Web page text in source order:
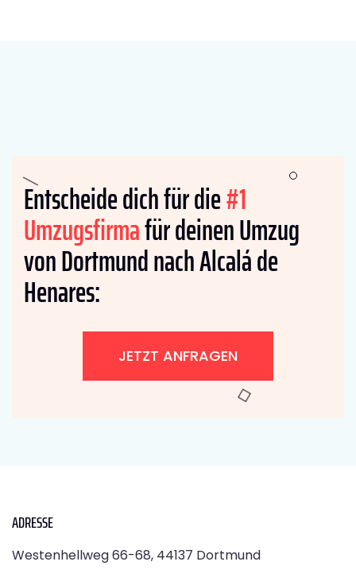
Entscheide dich für die#1
Umzugsfirmafür deinen Umzug
von Dortmund nach Alcalá de
Henares:
JETZT ANFRAGEN
ADRESSE
Westenhellweg 66-68, 44137 Dortmund